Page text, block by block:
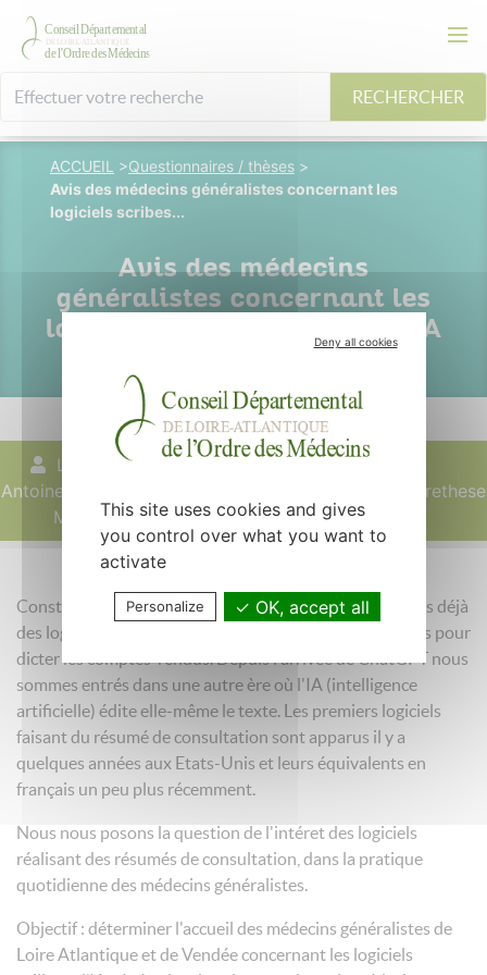
RECHERCHER
ACCUEIL >Questionnaires / thèses >
Avis des médecins généralistes concernant les
logiciels scribes...
Avis des médecins
généralistes concernant les
logiciels scribes utilisant l'IA
Landreau
Antoine et Leprince
Marion
Constat : Dans le domaine de la santé, nous connaissons déjà
des logiciels "scribes" (qui écrivent à notre place) utilisés pour
dicter les comptes-rendus. Depuis l'arrivée de ChatGPT nous
sommes entrés dans une autre ère où l'IA (intelligence
artificielle) édite elle-même le texte. Les premiers logiciels
faisant du résumé de consultation sont apparus il y a
quelques années aux Etats-Unis et leurs équivalents en
français un peu plus récemment.
Nous nous posons la question de l'intéret des logiciels
réalisant des résumés de consultation, dans la pratique
quotidienne des médecins généralistes.
Objectif : déterminer l'accueil des médecins généralistes de
Loire Atlantique et de Vendée concernant les logiciels
Deny all cookies
This site uses cookies and gives
you control over what you want to
activate
Personalize OK, accept all